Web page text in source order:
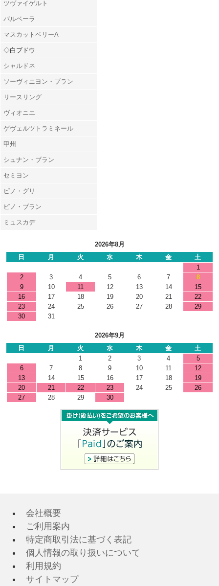
ツヴァイゲルト
バルベーラ
マスカットベリーA
◇白ブドウ
シャルドネ
ソーヴィニヨン・ブラン
リースリング
ヴィオニエ
ゲヴェルツトラミネール
甲州
シュナン・ブラン
セミヨン
ピノ・グリ
ピノ・ブラン
ミュスカデ
2026年8月
日
月 火 水 木 金
土
1
2
3 4 5 6 7
8
9
10 11 12 13 14
15
16
17 18 19 20 21
22
23
24 25 26 27 28
29
30
31
2026年9月
日
月 火 水 木 金
土
1
2 3 4
5
6
7 8 9 10 11
12
13
14 15 16 17 18
19
20
21 22 23 24 25
26
27
28 29 30
会社概要
ご利用案内
特定商取引法に基づく表記
個人情報の取り扱いについて
利用規約
サイトマップ